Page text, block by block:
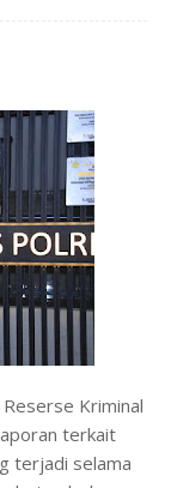
Reserse Kriminal
terkait
terjadi selama